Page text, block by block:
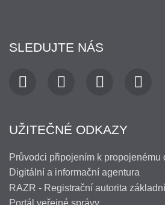
SLEDUJTE NÁS
UŽITEČNÉ ODKAZY
Průvodci připojením k propojenému
Digitální a informační agentura
RAZR - Registrační autorita